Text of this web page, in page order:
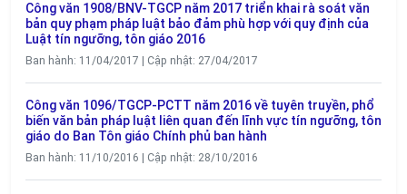
Công văn 1908/BNV-TGCP năm 2017 triển khai rà soát văn
bản quy phạm pháp luật bảo đảm phù hợp với quy định của
Luật tín ngưỡng, tôn giáo 2016
Ban hành: 11/04/2017 | Cập nhật: 27/04/2017
Công văn 1096/TGCP-PCTT năm 2016 về tuyên truyền, phổ
biến văn bản pháp luật liên quan đến lĩnh vực tín ngưỡng, tôn
giáo do Ban Tôn giáo Chính phủ ban hành
Ban hành: 11/10/2016 | Cập nhật: 28/10/2016